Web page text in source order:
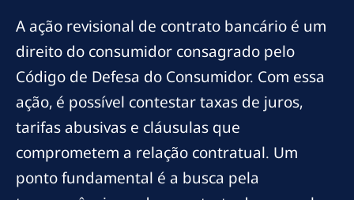
A ação revisional de contrato bancário é um
direito do consumidor consagrado pelo
Código de Defesa do Consumidor. Com essa
ação, é possível contestar taxas de juros,
tarifas abusivas e cláusulas que
comprometem a relação contratual. Um
ponto fundamental é a busca pela